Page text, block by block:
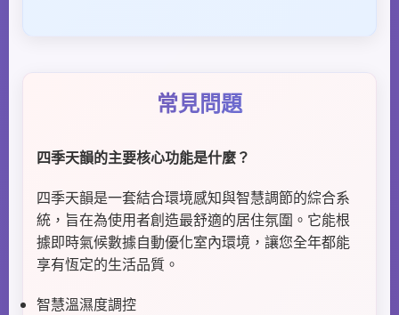
常見問題
四季天韻的主要核心功能是什麼？
四季天韻是一套結合環境感知與智慧調節的綜合系
統，旨在為使用者創造最舒適的居住氛圍。它能根
據即時氣候數據自動優化室內環境，讓您全年都能
享有恆定的生活品質。
智慧溫濕度調控